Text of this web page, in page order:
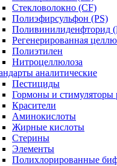
Стекловолокно (CF)
Полиэфирсульфон (PS)
Поливинилиденфторид
Регенерированная
Полиэтилен
Нитроцеллюлоза
аналитические
Пестициды
Гормоны и стимуляторы
Красители
Аминокислоты
Жирные кислоты
Стерины
Элементы
Полихлорированные